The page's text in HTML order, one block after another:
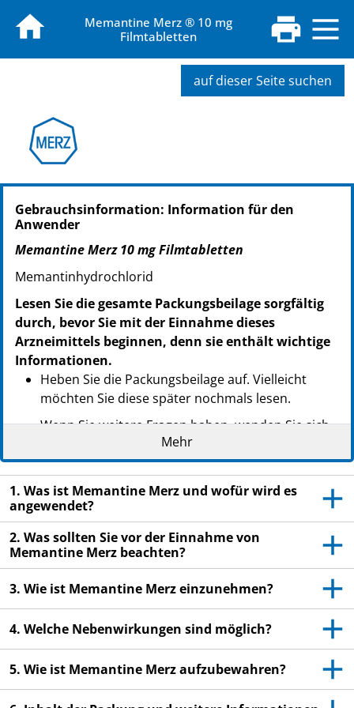
Memantine Merz ® 10 mg
Filmtabletten
auf dieser Seite suchen
PZN: 00143030
PPN: 110014303012
PZN: 00143053
PPN: 110014305365
Gebrauchsinformation: Information für den
Anwender
Memantine Merz 10 mg Filmtabletten
Memantinhydrochlorid
Lesen Sie die gesamte Packungsbeilage sorgfältig
durch, bevor Sie mit der Einnahme dieses
Arzneimittels beginnen, denn sie enthält wichtige
Informationen.
Heben Sie die Packungsbeilage auf. Vielleicht
möchten Sie diese später nochmals lesen.
Wenn Sie weitere Fragen haben, wenden Sie sich
an Ihren Arzt oder Apotheker.
Dieses Arzneimittel wurde Ihnen persönlich
verschrieben. Geben Sie es nicht an Dritte weiter.
Es kann anderen Menschen schaden, auch wenn
diese die gleichen Beschwerden haben wie Sie.
Wenn Sie Nebenwirkungen bemerken, wenden Sie
sich an Ihren Arzt oder Apotheker. Dies gilt auch
für Nebenwirkungen, die nicht in dieser
Packungsbeilage angegeben sind. Siehe Abschnitt
4.
Mehr
1. Was ist Memantine Merz und wofür wird es
angewendet?
2. Was sollten Sie vor der Einnahme von
Memantine Merz beachten?
3. Wie ist Memantine Merz einzunehmen?
4. Welche Nebenwirkungen sind möglich?
5. Wie ist Memantine Merz aufzubewahren?